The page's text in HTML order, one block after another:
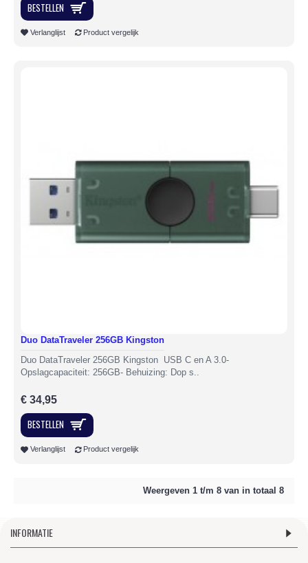
BESTELLEN
Verlanglijst Product vergelijk
Duo DataTraveler 256GB Kingston
Duo DataTraveler 256GB Kingston USB C en A 3.0-
Opslagcapaciteit: 256GB- Behuizing: Dop s..
€ 34,95
BESTELLEN
Verlanglijst Product vergelijk
Weergeven 1 t/m 8 van in totaal 8
INFORMATIE